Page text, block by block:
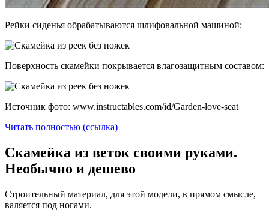
Рейки сиденья обрабатываются шлифовальной машиной:
Поверхность скамейки покрывается влагозащитным составом:
Источник фото: www.instructables.com/id/Garden-love-seat
Читать полностью (ссылка)
Скамейка из веток своими руками.
Необычно и дешево
Строительный материал, для этой модели, в прямом смысле,
валяется под ногами.